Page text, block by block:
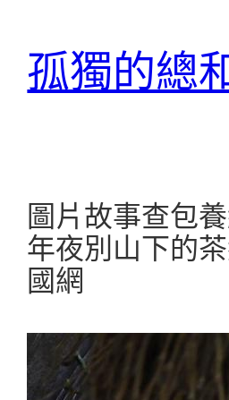
孤獨的總
圖片故事查包養
年夜別山下的
國網